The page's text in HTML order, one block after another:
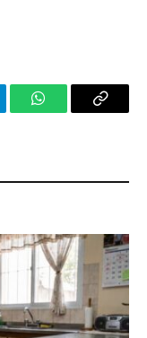
WhatsAppCopy